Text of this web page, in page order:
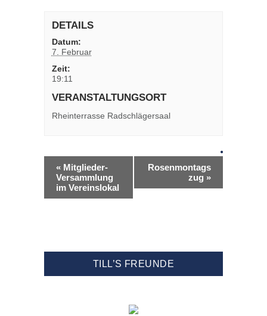
DETAILS
Datum:
7. Februar
Zeit:
19:11
VERANSTALTUNGSORT
Rheinterrasse Radschlägersaal
« Mitglieder-
Versammlung
im Vereinslokal
Rosenmontags
zug »
TILL’S FREUNDE